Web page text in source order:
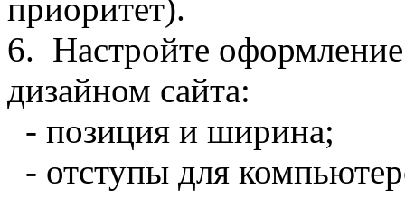
приоритет).
6. Настройте оформление
дизайном сайта:
- позиция и ширина;
- отступы для